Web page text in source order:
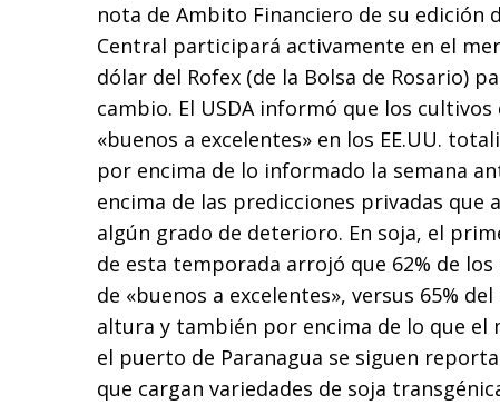
nota de Ambito Financiero de su edición
Central participará activamente en el
dólar del Rofex (de la Bolsa de Rosario)
cambio. El USDA informó que los
«buenos a excelentes» en los EE.UU.
por encima de lo informado la semana
encima de las predicciones privadas que
algún grado de deterioro. En soja, el
de esta temporada arrojó que 62% de
de «buenos a excelentes», versus 65%
altura y también por encima de lo que el
el puerto de Paranagua se siguen
que cargan variedades de soja